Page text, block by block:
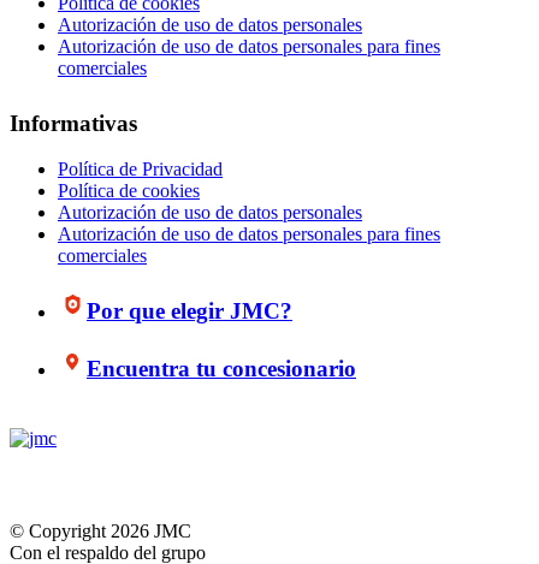
Autorización de uso de datos personales
Autorización de uso de datos personales para fines
comerciales
Informativas
Política de Privacidad
Política de cookies
Autorización de uso de datos personales
Autorización de uso de datos personales para fines
comerciales
Por que elegir JMC?
Encuentra tu concesionario
© Copyright 2026 JMC
Con el respaldo del grupo